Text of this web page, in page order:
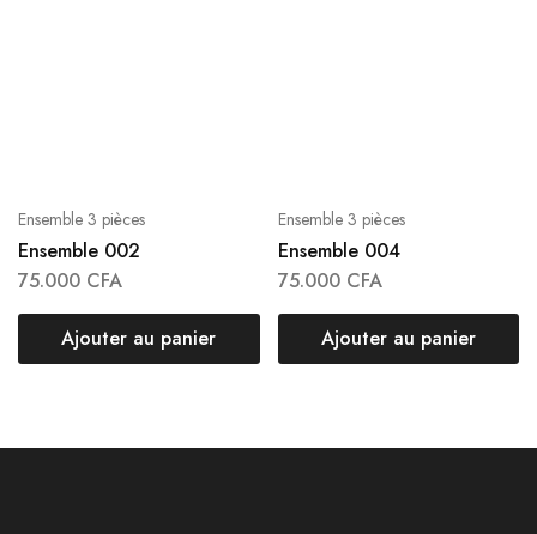
Ensemble 3 pièces
Ensemble 002
75.000 CFA
Ajouter au panier
Ensemble 3 pièces
Ensemble 004
75.000 CFA
Ajouter au panier